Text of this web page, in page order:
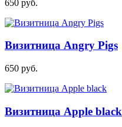
650 руб.
Визитница Angry Pigs
650 руб.
Визитница Apple black